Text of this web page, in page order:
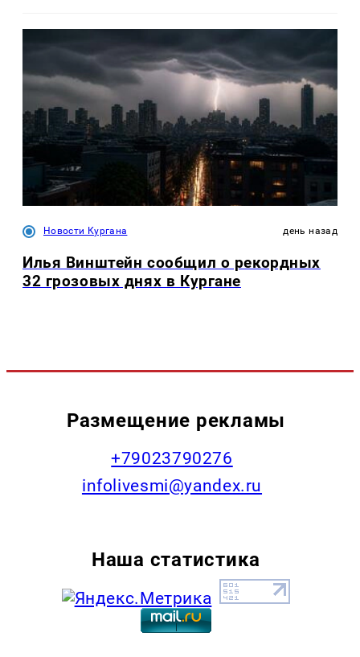
Новости Кургана день назад
Илья Винштейн сообщил о рекордных
32 грозовых днях в Кургане
Размещение рекламы
+79023790276
infolivesmi@yandex.ru
Наша статистика